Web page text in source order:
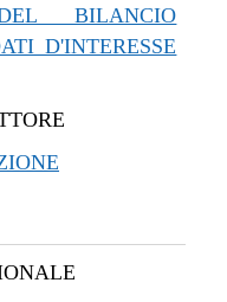
BILANCIO
D'INTERESSE